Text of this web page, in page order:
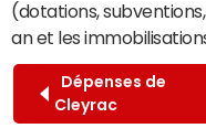
(dotations,
an et les
Dépenses de
Cleyrac